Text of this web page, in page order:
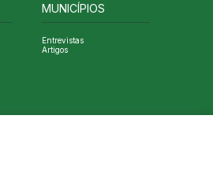
MUNICÍPIOS
Entrevistas
Artigos